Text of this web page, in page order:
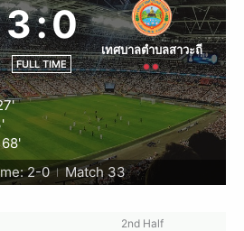
3:0
FULL TIME
เทศบาลตำบลสาวะถี
68'
2-0
Match 33
2nd Half